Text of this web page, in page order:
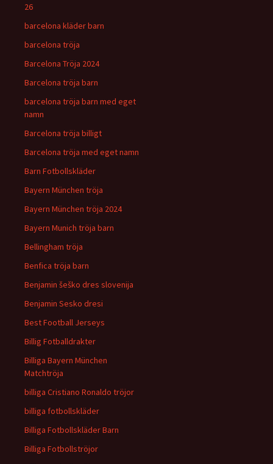
26
barcelona kläder barn
barcelona tröja
Barcelona Tröja 2024
Barcelona tröja barn
barcelona tröja barn med eget
namn
Barcelona tröja billigt
Barcelona tröja med eget namn
Barn Fotbollskläder
Bayern München tröja
Bayern München tröja 2024
Bayern Munich tröja barn
Bellingham tröja
Benfica tröja barn
Benjamin šeško dres slovenija
Benjamin Sesko dresi
Best Football Jerseys
Billig Fotballdrakter
Billiga Bayern München
Matchtröja
billiga Cristiano Ronaldo tröjor
billiga fotbollskläder
Billiga Fotbollskläder Barn
Billiga Fotbollströjor